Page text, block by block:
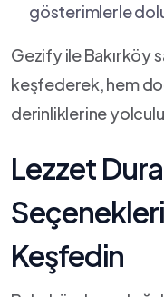
gösterimlerle
Gezify ile ⁤Bakırköy
keşfederek,⁤ hem
derinliklerine
Lezzet
Keşfedin